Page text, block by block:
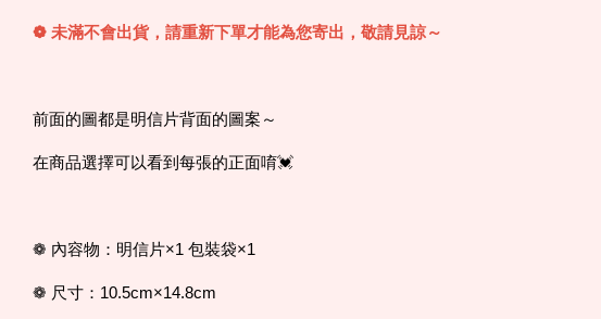
❁ 未滿不會出貨，請重新下單才能為您寄出，敬請見諒～
前面的圖都是明信片背面的圖案～
在商品選擇可以看到每張的正面唷💓
❁ 內容物：明信片×1 包裝袋×1
❁ 尺寸：10.5cm×14.8cm